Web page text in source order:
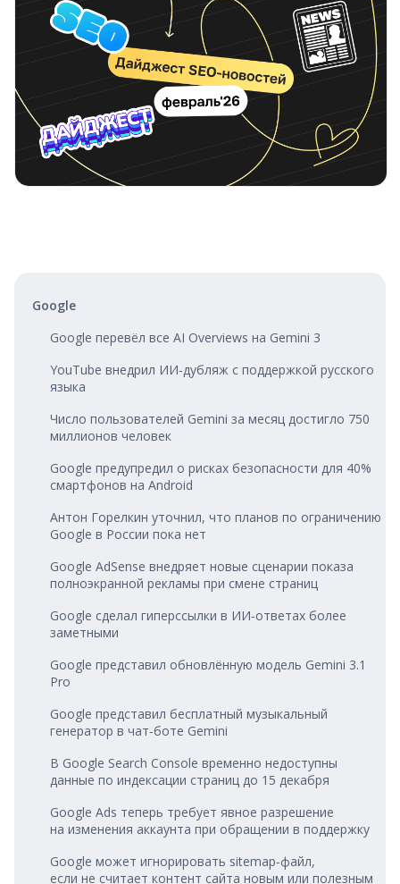
Google
Google перевёл все AI Overviews на Gemini 3
YouTube внедрил ИИ‑дубляж c поддержкой русского
языка
Число пользователей Gemini за месяц достигло 750
миллионов человек
Google предупредил о рисках безопасности для 40%
смартфонов на Android
Антон Горелкин уточнил, что планов по ограничению
Google в России пока нет
Google AdSense внедряет новые сценарии показа
полноэкранной рекламы при смене страниц
Google сделал гиперссылки в ИИ‑ответах более
заметными
Google представил обновлённую модель Gemini 3.1
Pro
Google представил бесплатный музыкальный
генератор в чат‑боте Gemini
В Google Search Console временно недоступны
данные по индексации страниц до 15 декабря
Google Ads теперь требует явное разрешение
на изменения аккаунта при обращении в поддержку
Google может игнорировать sitemap‑файл,
если не считает контент сайта новым или полезным